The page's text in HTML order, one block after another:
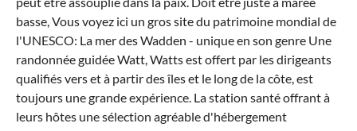
basse, Vous voyez ici un gros site du patrimoine mondial de
l'UNESCO: La mer des Wadden - unique en son genre Une
randonnée guidée Watt, Watts est offert par les dirigeants
qualifiés vers et à partir des îles et le long de la côte, est
toujours une grande expérience. La station santé offrant à
leurs hôtes une sélection agréable d'hébergement